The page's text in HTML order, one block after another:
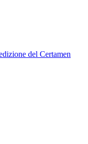
del Certamen